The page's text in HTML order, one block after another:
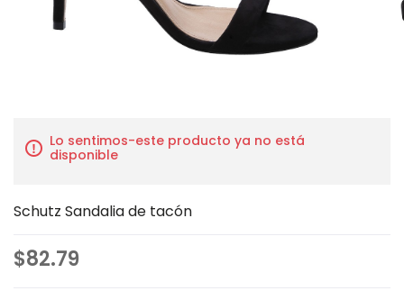
Lo sentimos-este producto ya no está
disponible
Schutz Sandalia de tacón
$82.79